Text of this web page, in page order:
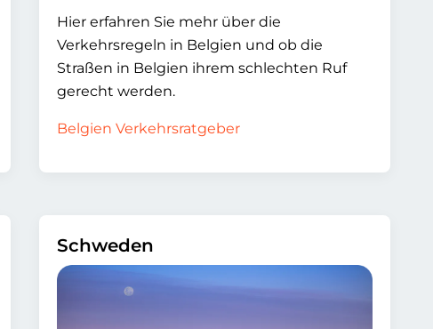
Hier erfahren Sie mehr über die
Verkehrsregeln in Belgien und ob die
Straßen in Belgien ihrem schlechten Ruf
gerecht werden.
Belgien Verkehrsratgeber
Schweden